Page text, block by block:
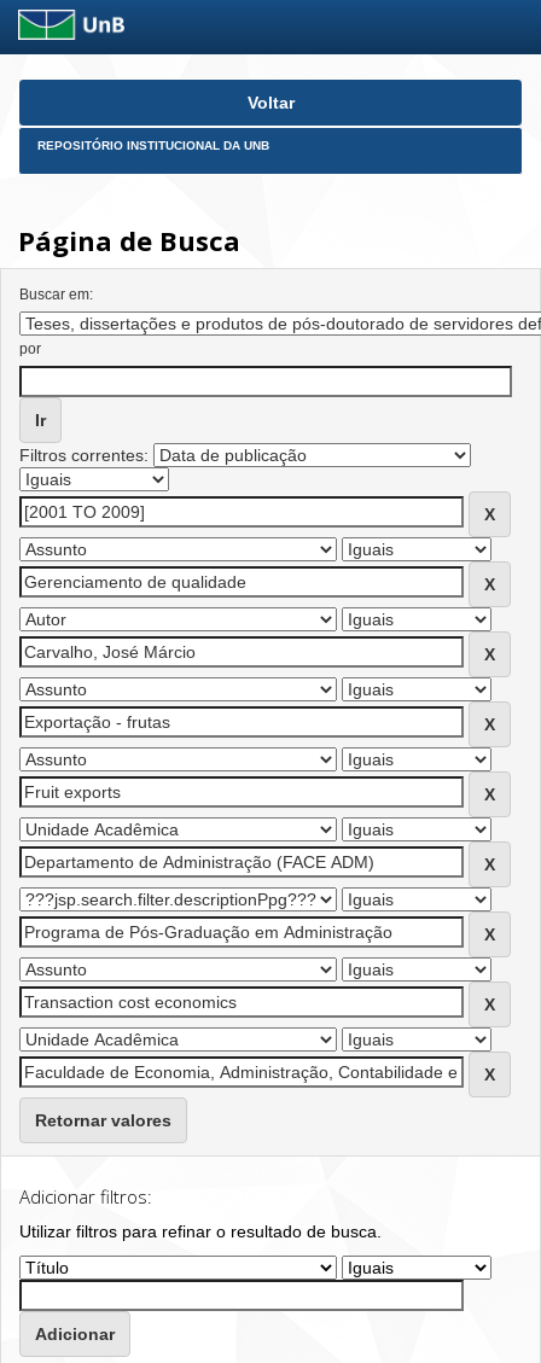
Skip
Voltar
REPOSITÓRIO INSTITUCIONAL DA UNB
Página de Busca
Buscar em:
por
Filtros correntes:
Retornar valores
Adicionar filtros:
Utilizar filtros para refinar o resultado de busca.